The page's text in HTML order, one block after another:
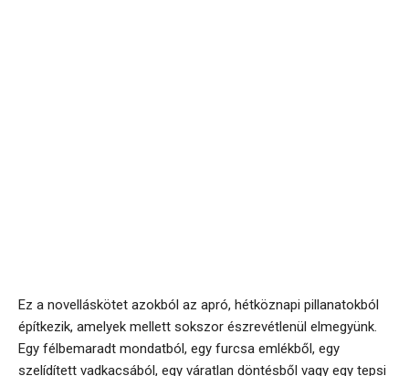
Ez a novelláskötet azokból az apró, hétköznapi pillanatokból
építkezik, amelyek mellett sokszor észrevétlenül elmegyünk.
Egy félbemaradt mondatból, egy furcsa emlékből, egy
szelídített vadkacsából, egy váratlan döntésből vagy egy tepsi